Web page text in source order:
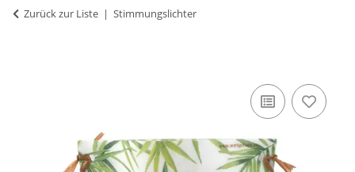
Zurück zur Liste Stimmungslichter